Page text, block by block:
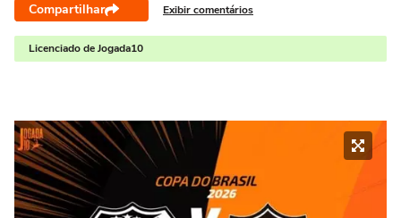
Compartilhar Exibir comentários
Licenciado de Jogada10